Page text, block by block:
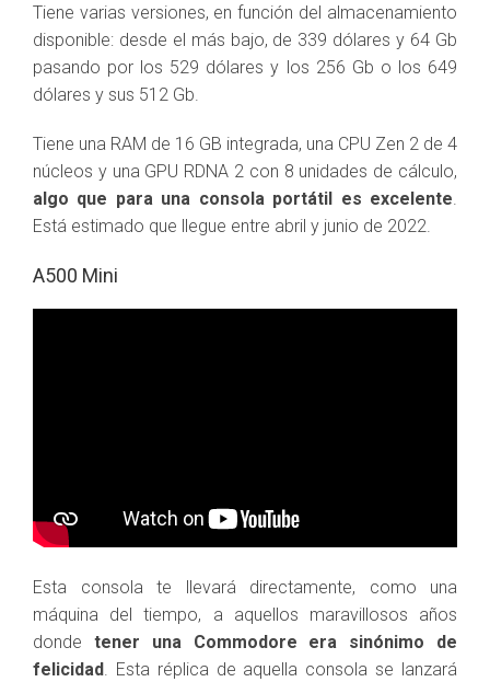
Tiene varias versiones, en función del almacenamiento
disponible: desde el más bajo, de 339 dólares y 64 Gb
pasando por los 529 dólares y los 256 Gb o los 649
dólares y sus 512 Gb.
Tiene una RAM de 16 GB integrada, una CPU Zen 2 de 4
núcleos y una GPU RDNA 2 con 8 unidades de cálculo,
algo que para una consola portátil es excelente.
Está estimado que llegue entre abril y junio de 2022.
A500 Mini
Esta consola te llevará directamente, como una
máquina del tiempo, a aquellos maravillosos años
donde tener una Commodore era sinónimo de
felicidad. Esta réplica de aquella consola se lanzará